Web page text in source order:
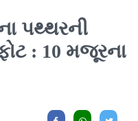
પથ્થરની
: 10 મજૂરના